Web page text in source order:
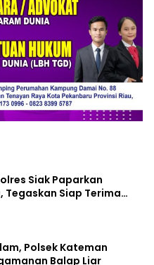
Siak Paparkan
Tegaskan Siap Terima
Polsek Kateman
Balap Liar